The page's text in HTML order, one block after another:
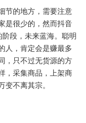
节的地方，需要注意
是很少的，然而抖音
段，未来蓝海。聪明
人，肯定会是赚最多
，只不过无货源的方
，采集商品，上架商
不离其宗。